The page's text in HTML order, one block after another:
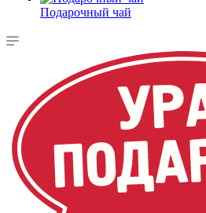
Подарочный чай